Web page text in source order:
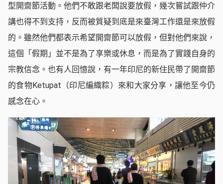
型開齋節活動。他們不敢跟老闆說要放假，幾次嘗試跟仲介
講也得不到支持，反而被質疑到底是來臺灣工作還是來放假
的。雖然他們都表示希望開齋節可以放假，但對他們來說，
這個「假期」並不是為了享樂或休息，而是為了實踐自身的
宗教信念。也有人回憶說，有一年印尼的新住民帶了開齋節
的食物Ketupat（印尼編織粽）來和大家分享，讓他至今仍
感念在心。